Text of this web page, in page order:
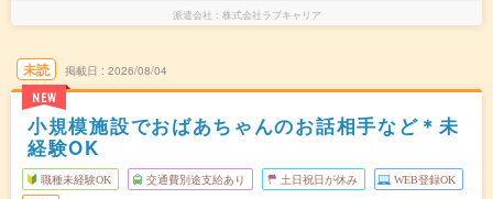
派遣会社 株式会社ラブキャリア
未読
NEW
掲載日 2026/08/04
小規模施設でおばあちゃんのお話相手など＊未
経験OK
職種未経験OK 交通費別途支給あり 土日祝日が休み WEB登録OK